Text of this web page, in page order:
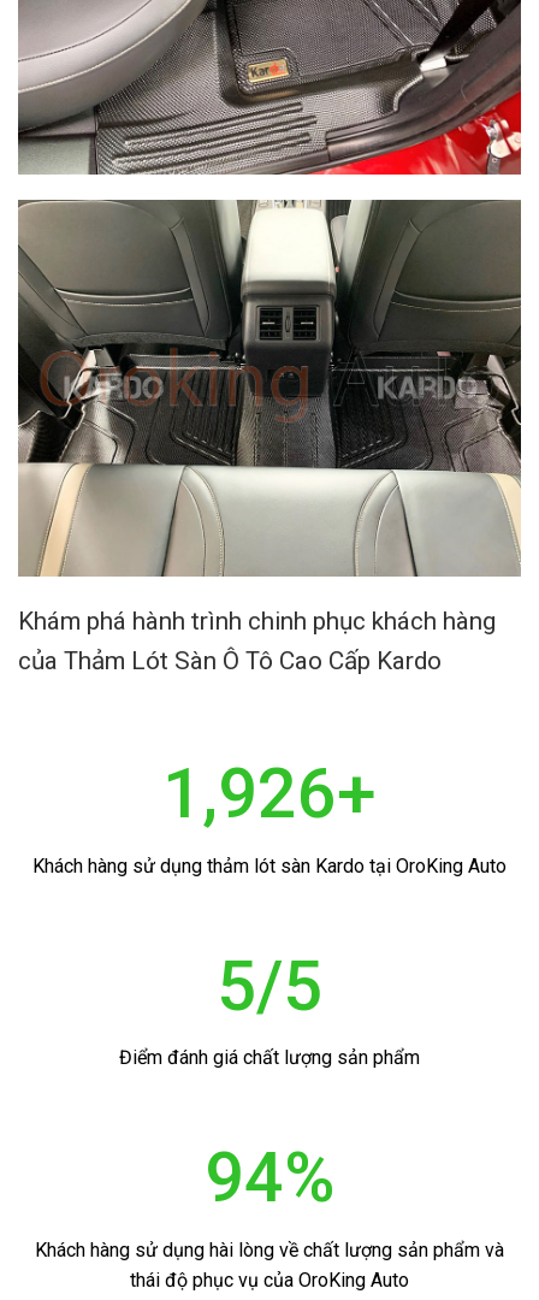
Khám phá hành trình chinh phục khách hàng
của Thảm Lót Sàn Ô Tô Cao Cấp Kardo
2,000+
Khách hàng sử dụng thảm lót sàn Kardo tại OroKing Auto
5/5
Điểm đánh giá chất lượng sản phẩm
95%
Khách hàng sử dụng hài lòng về chất lượng sản phẩm và
thái độ phục vụ của OroKing Auto